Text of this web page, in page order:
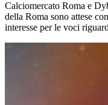
Calciomercato Roma e
della Roma sono attese
interesse per le voci